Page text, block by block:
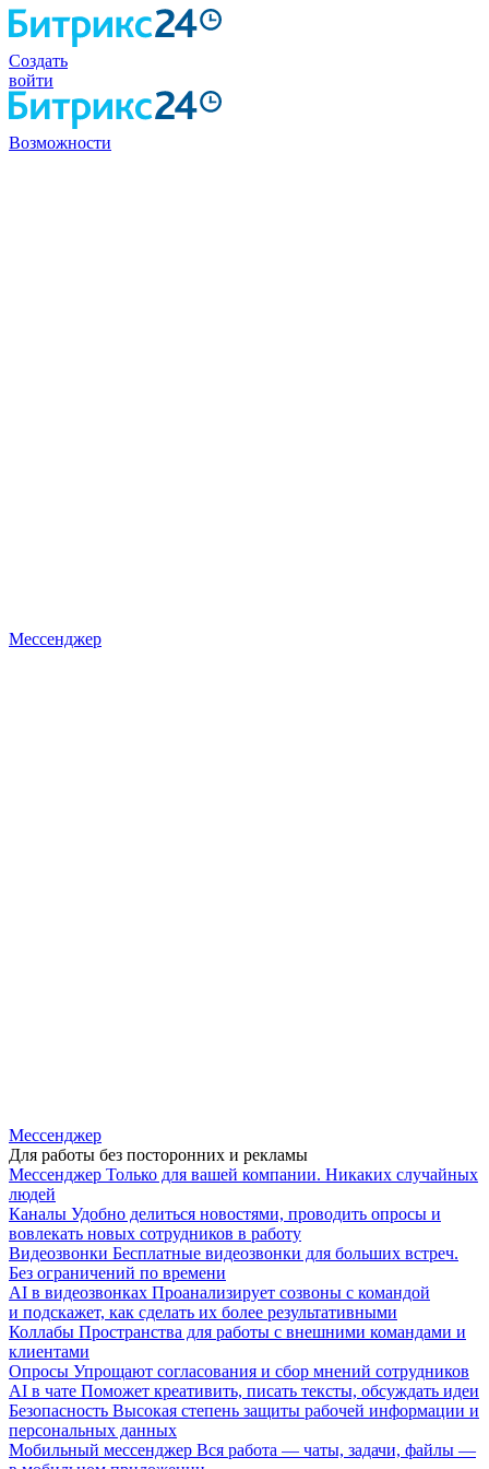
Создать
войти
Возможности
Мессенджер
Мессенджер
Для работы без посторонних и рекламы
Мессенджер Только для вашей компании. Никаких случайных
людей
Каналы Удобно делиться новостями, проводить опросы и
вовлекать новых сотрудников в работу
Видеозвонки Бесплатные видеозвонки для больших встреч.
Без ограничений по времени
AI в видеозвонках Проанализирует созвоны с командой
и подскажет, как сделать их более результативными
Коллабы Пространства для работы с внешними командами и
клиентами
Опросы Упрощают согласования и сбор мнений сотрудников
AI в чате Поможет креативить, писать тексты, обсуждать идеи
Безопасность Высокая степень защиты рабочей информации и
персональных данных
Мобильный мессенджер Вся работа — чаты, задачи, файлы —